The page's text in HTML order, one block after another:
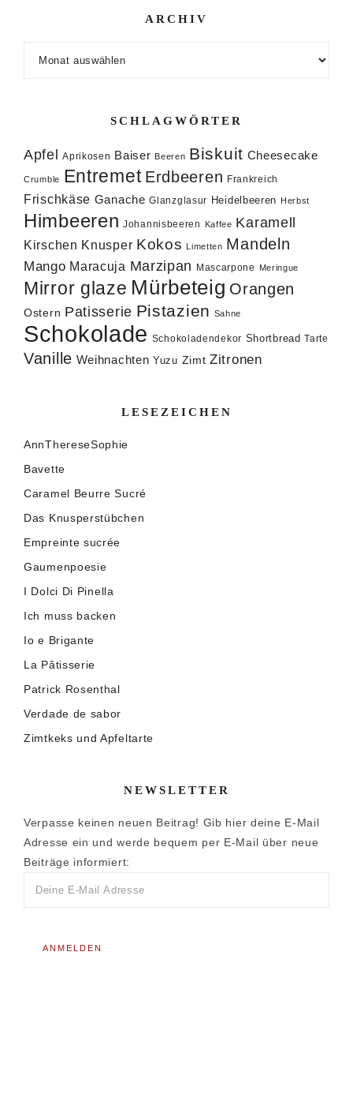
ARCHIV
SCHLAGWÖRTER
Apfel Aprikosen Baiser Beeren Biskuit Cheesecake
Crumble Entremet Erdbeeren Frankreich
Frischkäse Ganache Glanzglasur Heidelbeeren Herbst
Himbeeren Johannisbeeren Kaffee Karamell
Kirschen Knusper Kokos Limetten Mandeln
Mango Maracuja Marzipan Mascarpone Meringue
Mirror glaze Mürbeteig Orangen
Ostern Patisserie Pistazien Sahne
Schokolade Schokoladendekor Shortbread Tarte
Vanille Weihnachten Yuzu Zimt Zitronen
LESEZEICHEN
AnnThereseSophie
Bavette
Caramel Beurre Sucré
Das Knusperstübchen
Empreinte sucrée
Gaumenpoesie
I Dolci Di Pinella
Ich muss backen
Io e Brigante
La Pâtisserie
Patrick Rosenthal
Verdade de sabor
Zimtkeks und Apfeltarte
NEWSLETTER
Verpasse keinen neuen Beitrag! Gib hier deine E-Mail
Adresse ein und werde bequem per E-Mail über neue
Beiträge informiert: